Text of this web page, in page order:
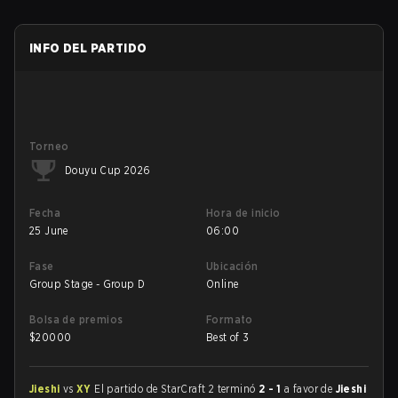
INFO DEL PARTIDO
Torneo
Douyu Cup 2026
Fecha
25 June
Hora de inicio
06:00
Fase
Group Stage - Group D
Ubicación
Online
Bolsa de premios
$20000
Formato
Best of 3
Jieshi vsXY El partido de StarCraft 2 terminó 2 - 1 a favor de Jieshi